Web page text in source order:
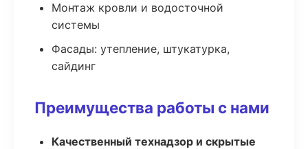
Монтаж кровли и водосточной
системы
Фасады: утепление, штукатурка,
сайдинг
Преимущества работы с нами
Качественный технадзор и скрытые